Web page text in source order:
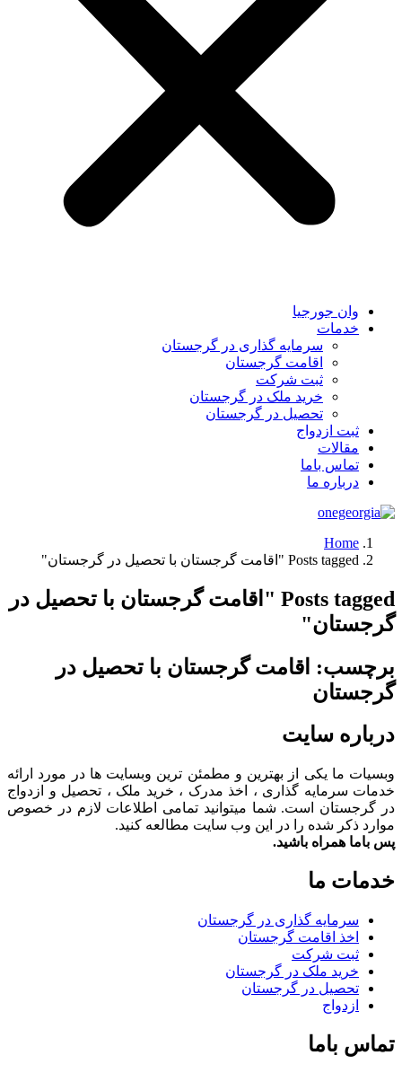
وان جورجیا
خدمات
سرمایه گذاری در گرجستان
اقامت گرجستان
ثبت شرکت
خرید ملک در گرجستان
تحصیل در گرجستان
ثبت ازدواج
مقالات
تماس باما
درباره ما
Home
Posts tagged "اقامت گرجستان با تحصیل در گرجستان"
Posts tagged "اقامت گرجستان با تحصیل در
گرجستان"
برچسب: اقامت گرجستان با تحصیل در
گرجستان
درباره سایت
وبسیات ما یکی از بهترین و مطمئن ترین وبسایت ها در مورد ارائه
خدمات سرمایه گذاری ، اخذ مدرک ، خرید ملک ، تحصیل و ازدواج
در گرجستان است. شما میتوانید تمامی اطلاعات لازم در خصوص
موارد ذکر شده را در این وب سایت مطالعه کنید.
پس باما همراه باشید.
خدمات ما
سرمایه گذاری در گرجستان
اخذ اقامت گرجستان
ثبت شرکت
خرید ملک در گرجستان
تحصیل در گرجستان
ازدواج
تماس باما